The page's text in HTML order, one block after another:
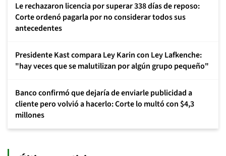
Le rechazaron licencia por superar 338 días de reposo:
Corte ordenó pagarla por no considerar todos sus
antecedentes
Presidente Kast compara Ley Karin con Ley Lafkenche:
"hay veces que se malutilizan por algún grupo pequeño"
Banco confirmó que dejaría de enviarle publicidad a
cliente pero volvió a hacerlo: Corte lo multó con $4,3
millones